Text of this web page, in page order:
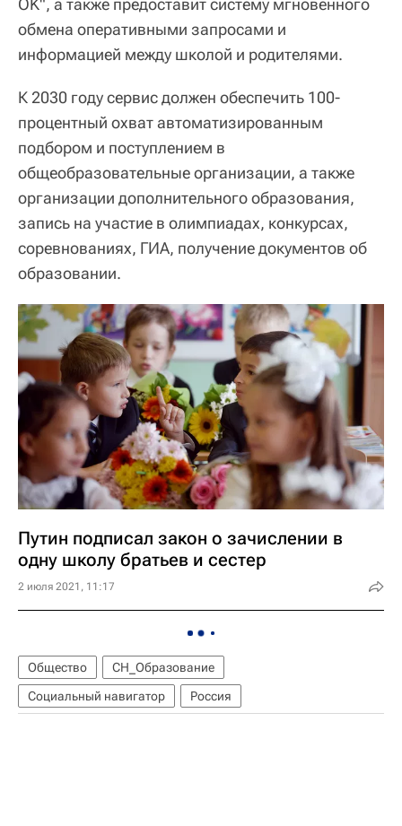
обмена оперативными запросами и
информацией между школой и родителями.
К 2030 году сервис должен обеспечить 100-
процентный охват автоматизированным
подбором и поступлением в
общеобразовательные организации, а также
организации дополнительного образования,
запись на участие в олимпиадах, конкурсах,
соревнованиях, ГИА, получение документов об
образовании.
Путин подписал закон о зачислении в
одну школу братьев и сестер
2 июля 2021, 11:17
Общество
СН_Образование
Социальный навигатор
Россия